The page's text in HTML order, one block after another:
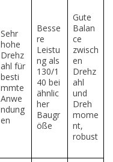
Sehr
hohe
Drehz
ahl für
besti
mmte
Anwe
ndung
en
Besse
re
Leistu
ng als
130/1
40 bei
ähnlic
her
Baugr
öße
Gute
Balan
ce
zwisch
en
Drehz
ahl
und
Dreh
mome
nt,
robust